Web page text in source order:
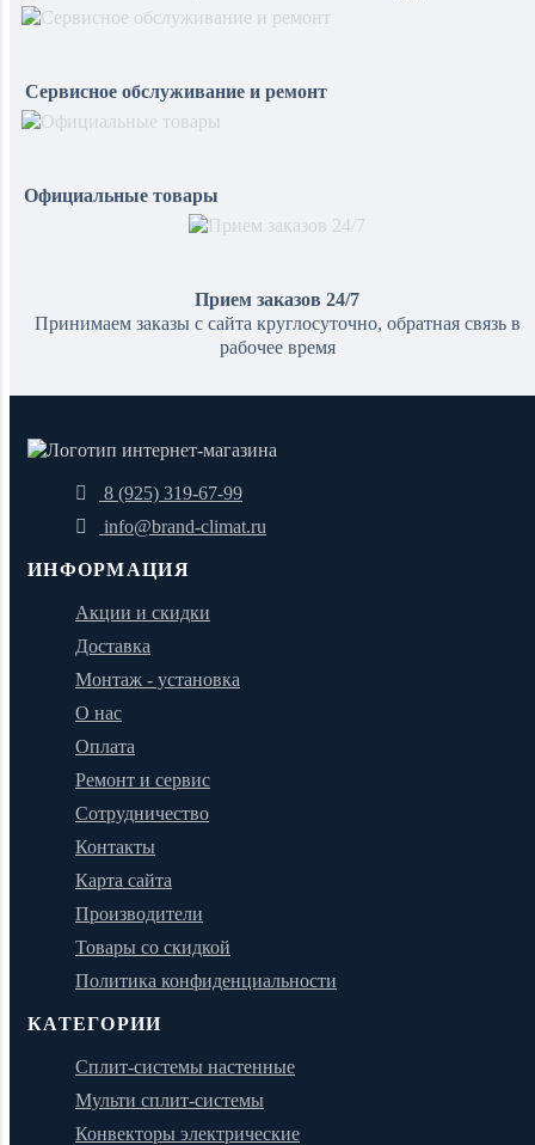
Сервисное обслуживание и ремонт
Официальные товары
Прием заказов 24/7
Принимаем заказы с сайта круглосуточно, обратная связь в
рабочее время
8 (925) 319-67-99
info@brand-climat.ru
ИНФОРМАЦИЯ
Акции и скидки
Доставка
Монтаж - установка
О нас
Оплата
Ремонт и сервис
Сотрудничество
Контакты
Карта сайта
Производители
Товары со скидкой
Политика конфиденциальности
КАТЕГОРИИ
Сплит-системы настенные
Мульти сплит-системы
Конвекторы электрические